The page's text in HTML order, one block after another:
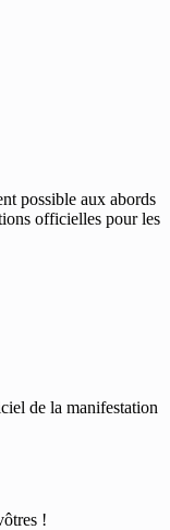
possible aux abords
officielles pour les
de la manifestation
!